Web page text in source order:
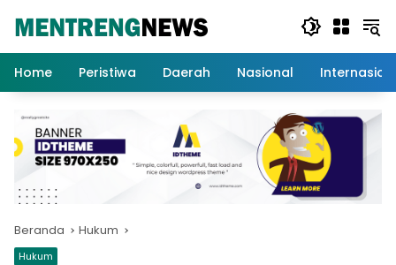
Home
Peristiwa Daerah Nasional
Beranda Hukum
Hukum